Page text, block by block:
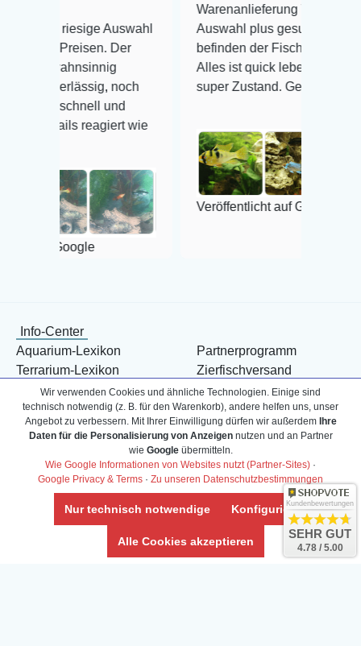
Auswahl
Der
noch
reagiert wie
Warenanlieferung Top und die
Auswahl plus gesundheitliches
befinden der Fische einwandfrei.
Alles ist quick lebendig und im
super Zustand. Gerne wieder 😃
Veröffentlicht auf Google
Info-Center
Aquarium-Lexikon
Terrarium-Lexikon
Bestell-Hilfe
Bonuspunkte
Über uns
Zahlarten
Blog
Partnerprogramm
Zierfischversand
Meerwasser Shop
Züchter-Ankauf
Content anbieten
Kontaktformular
Influencer
Abholung
Wir verwenden Cookies und ähnliche Technologien. Einige sind
technisch notwendig (z. B. für den Warenkorb), andere helfen uns, unser
Angebot zu verbessern. Mit Ihrer Einwilligung dürfen wir außerdem Ihre
Daten für die Personalisierung von Anzeigennutzen und an Partner
wie Googleübermitteln.
Wie Google Informationen von Websites nutzt (Partner-Sites) ·
Google Privacy & Terms · Zu unseren Datenschutzbestimmungen
Nur technisch notwendige Konfigurieren
Alle Cookies akzeptieren
Kundenbewertungen
SEHR GUT
4.78 / 5.00